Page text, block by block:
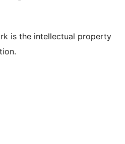
is the intellectual property